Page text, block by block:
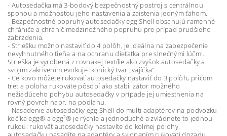
- Autosedačka má 3-bodový bezpečnostný postroj s centrálnou
sponou a možnosťou jeho nastavenia a zaistenia jedným ťahom.
- Bezpečnostné popruhy autosedačky egg Shell obsahujú ramenné
chrániče a chránič medzinožného popruhu pre prípad prudšieho
zabrzdenia.
- Striešku možno nastaviť do 4 polôh, je ideálna na zabezpečenie
nevyhnutného tieňa a na ochranu dieťatka pre slnečnými lúčmi.
Strieška je vyrobená z rovnakej textílie ako zvyšok autosedačky a
svojím zakrivením evokuje ikonický tvar „vajíčka“.
- Celkovo môžete rukoväť autosedačky nastaviť do 3 polôh, pričom
tretia poloha rukoväte pôsobí ako stabilizátor možného
nežiadúceho pohybu autosedačky v prípade jej umiestnenia na
rovný povrch napr. na podlahu.
- Nasadenie autosedačky egg Shell do multi adaptérov na podvozku
kočíka egg® a egg²® je rýchle a jednoduché a zvládnete to jednou
rukou: rukoväť autosedačky nastavíte do kolmej polohy,